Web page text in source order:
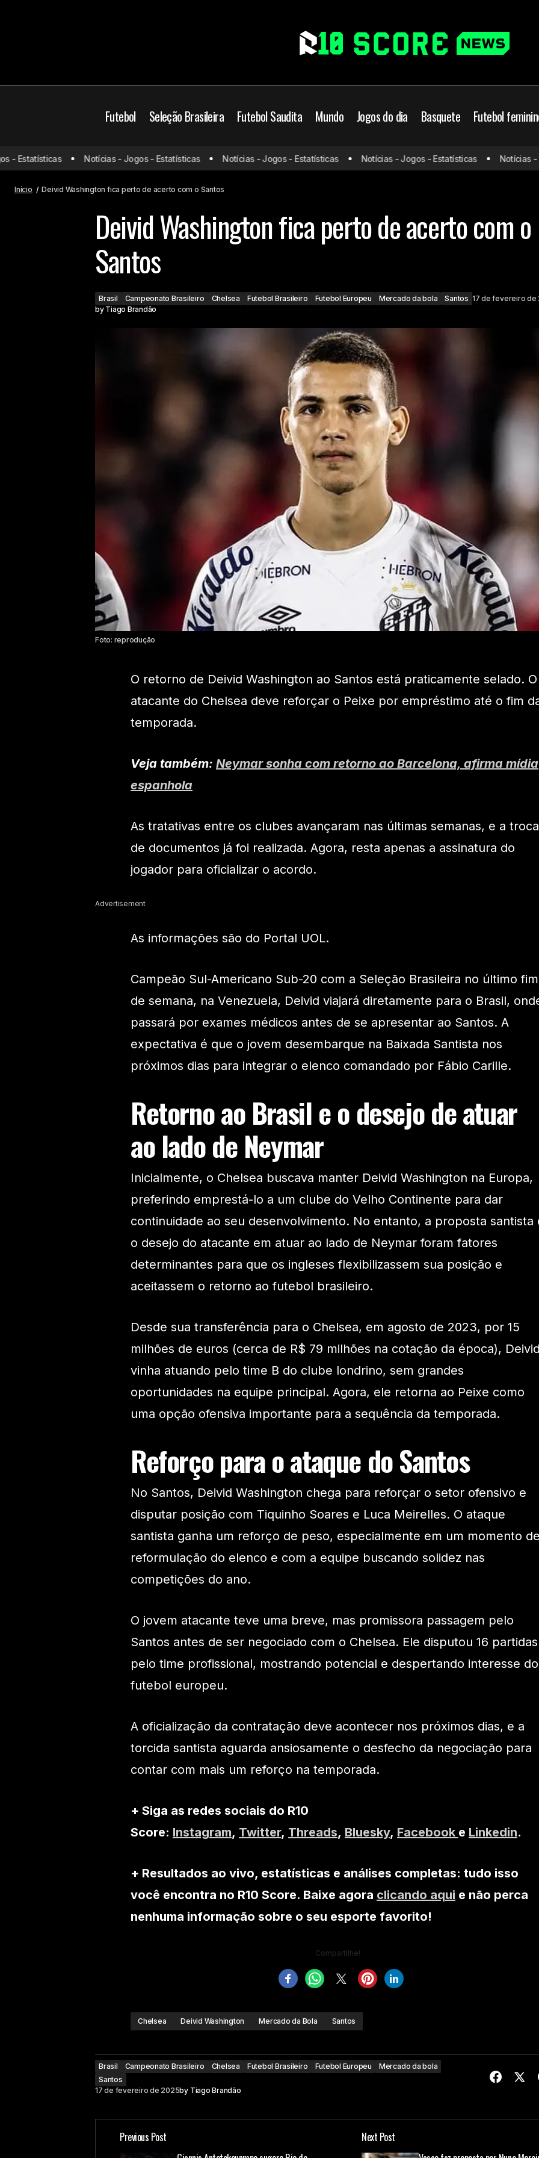
Futebol Seleção Brasileira Futebol Saudita Mundo Jogos do dia Basquete Futebol
Giannis Antetokounmpo sugere Rio de
Janeiro como sede do All-Star Game
de 2027, e prefeito Eduardo Paes
Brasil Campeonato Brasileiro Chelsea
Futebol Brasileiro
Deivid
acerto com o
Notícias - Jogos - Estatísticas Notícias - Jogos - Estatísticas Notícias - Jogos - Estatísticas Notícias -
Início Deivid Washington fica perto de acerto com o Santos
Deivid Washington fica perto de acerto com o
Santos
Brasil Campeonato Brasileiro Chelsea Futebol Brasileiro Futebol Europeu Mercado da bola Santos 17 de fevereiro de
by Tiago Brandão
Foto: reprodução
O retorno de Deivid Washington ao Santos está praticamente selado. O
atacante do Chelsea deve reforçar o Peixe por empréstimo até o fim
temporada.
Veja também: Neymar sonha com retorno ao Barcelona, afirma mídia
espanhola
As tratativas entre os clubes avançaram nas últimas semanas, e a troca
de documentos já foi realizada. Agora, resta apenas a assinatura do
jogador para oficializar o acordo.
Advertisement
As informações são do Portal UOL.
Campeão Sul-Americano Sub-20 com a Seleção Brasileira no último fim
de semana, na Venezuela, Deivid viajará diretamente para o Brasil,
passará por exames médicos antes de se apresentar ao Santos. A
expectativa é que o jovem desembarque na Baixada Santista nos
próximos dias para integrar o elenco comandado por Fábio Carille.
Retorno ao Brasil e o desejo de atuar
ao lado de Neymar
Inicialmente, o Chelsea buscava manter Deivid Washington na Europa,
preferindo emprestá-lo a um clube do Velho Continente para dar
continuidade ao seu desenvolvimento. No entanto, a proposta santista
o desejo do atacante em atuar ao lado de Neymar foram fatores
determinantes para que os ingleses flexibilizassem sua posição e
aceitassem o retorno ao futebol brasileiro.
Desde sua transferência para o Chelsea, em agosto de 2023, por 15
milhões de euros (cerca de R$ 79 milhões na cotação da época),
vinha atuando pelo time B do clube londrino, sem grandes
oportunidades na equipe principal. Agora, ele retorna ao Peixe como
uma opção ofensiva importante para a sequência da temporada.
Reforço para o ataque do Santos
No Santos, Deivid Washington chega para reforçar o setor ofensivo e
disputar posição com Tiquinho Soares e Luca Meirelles. O ataque
santista ganha um reforço de peso, especialmente em um momento
reformulação do elenco e com a equipe buscando solidez nas
competições do ano.
O jovem atacante teve uma breve, mas promissora passagem pelo
Santos antes de ser negociado com o Chelsea. Ele disputou 16 partidas
pelo time profissional, mostrando potencial e despertando interesse do
futebol europeu.
A oficialização da contratação deve acontecer nos próximos dias, e a
torcida santista aguarda ansiosamente o desfecho da negociação para
contar com mais um reforço na temporada.
+ Siga as redes sociais do R10
Score: Instagram, Twitter, Threads, Bluesky, Facebook e Linkedin.
+ Resultados ao vivo, estatísticas e análises completas: tudo isso
você encontra no R10 Score. Baixe agora clicando aqui e não perca
nenhuma informação sobre o seu esporte favorito!
Compartilhe!
Chelsea Deivid Washington Mercado da Bola Santos
Brasil Campeonato Brasileiro Chelsea Futebol Brasileiro Futebol Europeu
Mercado da bola
Santos
17 de fevereiro de 2025by Tiago Brandão
Previous Post
Next Post